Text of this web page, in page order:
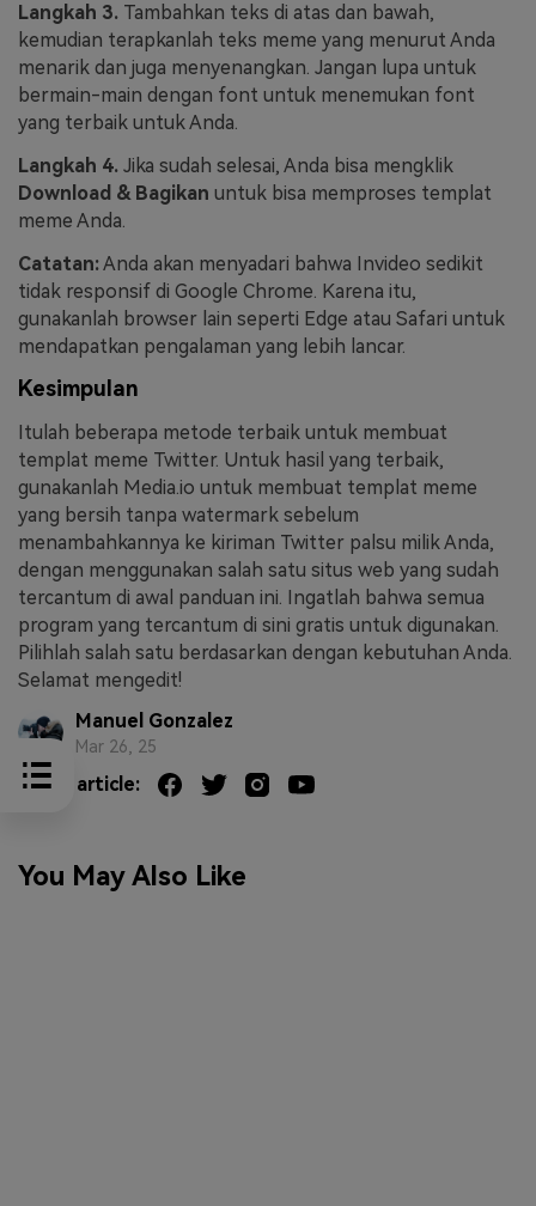
Langkah 3. Tambahkan teks di atas dan bawah,
kemudian terapkanlah teks meme yang menurut Anda
menarik dan juga menyenangkan. Jangan lupa untuk
bermain-main dengan font untuk menemukan font
yang terbaik untuk Anda.
Langkah 4. Jika sudah selesai, Anda bisa mengklik
Download & Bagikan untuk bisa memproses templat
meme Anda.
Catatan:Anda akan menyadari bahwa Invideo sedikit
tidak responsif di Google Chrome. Karena itu,
gunakanlah browser lain seperti Edge atau Safari untuk
mendapatkan pengalaman yang lebih lancar.
Kesimpulan
Itulah beberapa metode terbaik untuk membuat
templat meme Twitter. Untuk hasil yang terbaik,
gunakanlah Media.io untuk membuat templat meme
yang bersih tanpa watermark sebelum
menambahkannya ke kiriman Twitter palsu milik Anda,
dengan menggunakan salah satu situs web yang sudah
tercantum di awal panduan ini. Ingatlah bahwa semua
program yang tercantum di sini gratis untuk digunakan.
Pilihlah salah satu berdasarkan dengan kebutuhan Anda.
Selamat mengedit!
Manuel Gonzalez
Mar 26, 25
Share article:
You May Also Like